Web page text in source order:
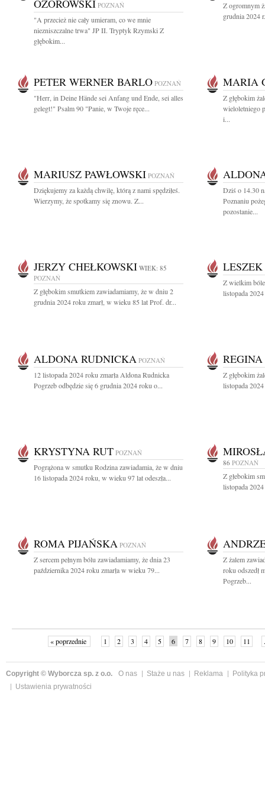
OZOROWSKI POZNAŃ
"A przecież nie cały umieram, co we mnie
niezniszczalne trwa" JP II. Tryptyk Rzymski Z
głębokim...
Z ogromnym
grudnia 2024
PETER WERNER BARLO POZNAŃ
"Herr, in Deine Hände sei Anfang und Ende, sei alles
gelegt!" Psalm 90 "Panie, w Twoje ręce...
MARIA
Z głębokim
wieloletniego
i...
MARIUSZ PAWŁOWSKI POZNAŃ
Dziękujemy za każdą chwilę, którą z nami spędziłeś.
Wierzymy, że spotkamy się znowu. Z...
Dziś o 14.30
Poznaniu
pozostanie...
JERZY CHEŁKOWSKI WIEK: 85
POZNAŃ
Z głębokim smutkiem zawiadamiamy, że w dniu 2
grudnia 2024 roku zmarł, w wieku 85 lat Prof. dr...
Z wielkim
listopada
ALDONA RUDNICKA POZNAŃ
12 listopada 2024 roku zmarła Aldona Rudnicka
Pogrzeb odbędzie się 6 grudnia 2024 roku o...
Z głębokim
listopada
KRYSTYNA RUT POZNAŃ
Pogrążona w smutku Rodzina zawiadamia, że w dniu
16 listopada 2024 roku, w wieku 97 lat odeszła...
86 POZNAŃ
Z głebokim
listopada
ROMA PIJAŃSKA POZNAŃ
Z sercem pełnym bólu zawiadamiamy, że dnia 23
października 2024 roku zmarła w wieku 79...
Z żalem
roku odszedł
Pogrzeb...
« poprzednie 1 2 3 4 5 6 7 8 9 10 11
Copyright © Wyborcza sp. z o.o. O nas Staże u nas Reklama
Polityka
Ustawienia prywatności